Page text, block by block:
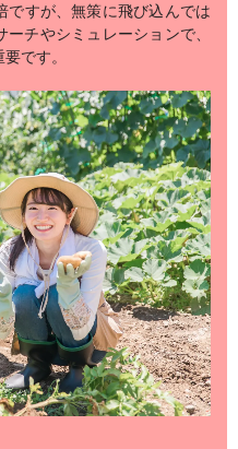
ですが、無策に飛び込んでは
チやシミュレーションで、
です。